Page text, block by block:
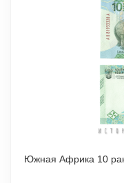
Южная Африка 10